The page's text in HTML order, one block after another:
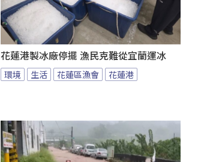
花蓮港製冰廠停擺 漁民克難從宜蘭運冰
環境 生活 花蓮區漁會 花蓮港